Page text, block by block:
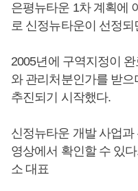
은평뉴타운 1차 계획에
로 신정뉴타운이 선정
2005년에 구역지정이
와 관리처분인가를 받으
추진되기 시작했다.
신정뉴타운 개발 사업
영상에서 확인할 수 있
소 대표